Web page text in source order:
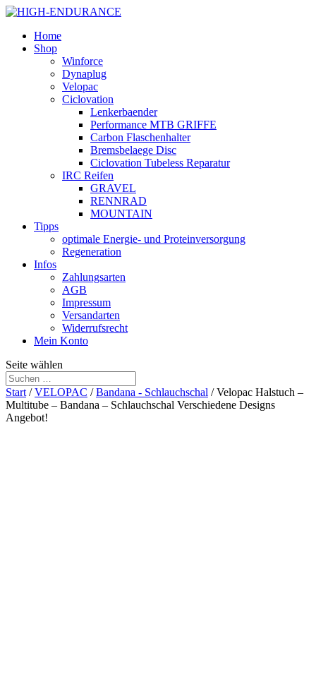
Home
Shop
Winforce
Dynaplug
Velopac
Ciclovation
Lenkerbaender
Performance MTB GRIFFE
Carbon Flaschenhalter
Bremsbelaege Disc
Ciclovation Tubeless Reparatur
IRC Reifen
GRAVEL
RENNRAD
MOUNTAIN
Tipps
optimale Energie- und Proteinversorgung
Regeneration
Infos
Zahlungsarten
AGB
Impressum
Versandarten
Widerrufsrecht
Mein Konto
Seite wählen
Start /VELOPAC /Bandana - Schlauchschal / Velopac Halstuch –
Multitube – Bandana – Schlauchschal Verschiedene Designs
Angebot!